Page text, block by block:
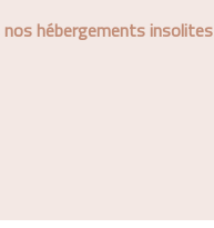
nos hébergements